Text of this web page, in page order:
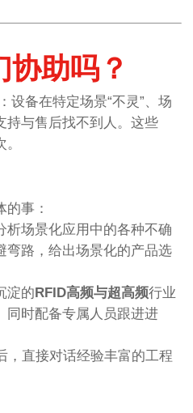
协助吗？
：设备在特定场景“不灵”、场
持与售后找不到人。这些
事：
析场景化应用中的各种不确
弯路，给出场景化的产品选
淀的RFID高频与超高频行业
同时配备专属人员跟进进
，直接对话经验丰富的工程